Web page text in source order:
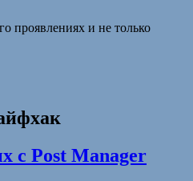
проявлениях и не только
с Post Manager